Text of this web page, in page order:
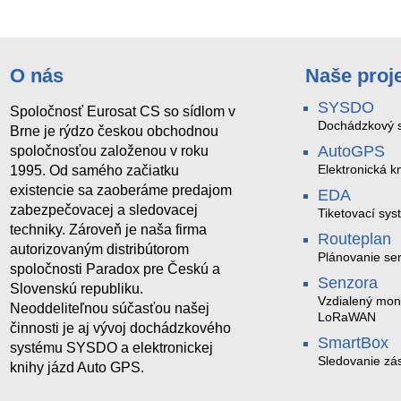
O nás
Spoločnosť Eurosat CS so sídlom v
Brne je rýdzo českou obchodnou
spoločnosťou založenou v roku
1995. Od samého začiatku
existencie sa zaoberáme predajom
zabezpečovacej a sledovacej
techniky. Zároveň je naša firma
autorizovaným distribútorom
spoločnosti Paradox pre Českú a
Slovenskú republiku.
Neoddeliteľnou súčasťou našej
činnosti je aj vývoj dochádzkového
systému SYSDO a elektronickej
knihy jázd Auto GPS.
Naše
SYSDO
Dochádzkový
AutoGPS
Elektronická
EDA
Tiketovací
Routeplan
Plánovanie
Senzora
Vzdialený
LoRaWAN
SmartBox
Sledovanie